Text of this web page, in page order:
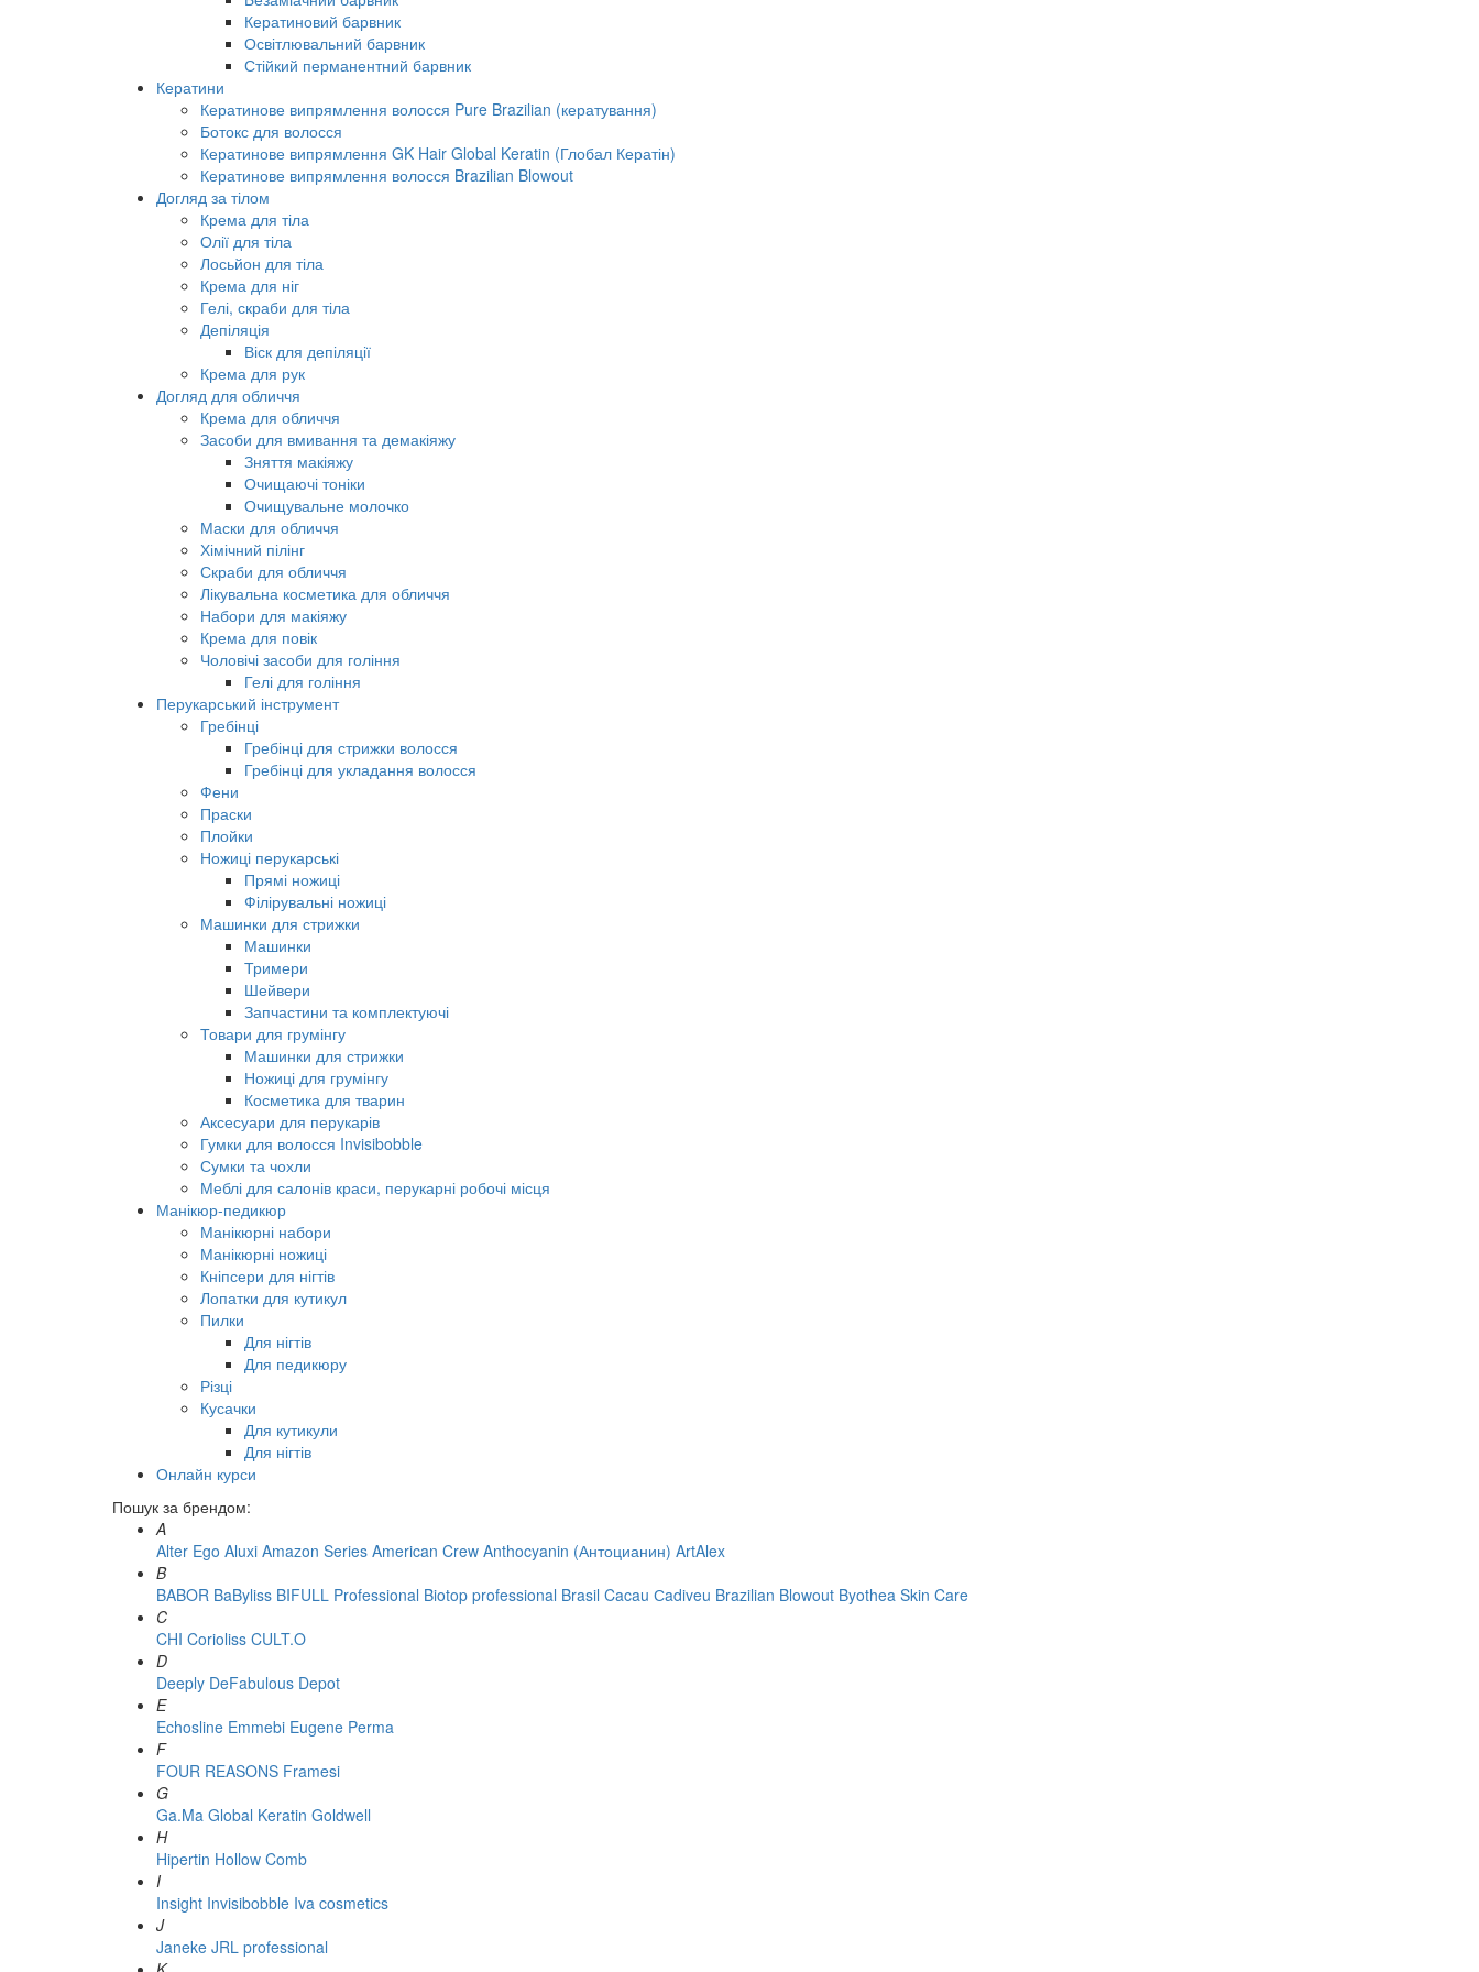
Кератиновий барвник
Освітлювальний барвник
Стійкий перманентний барвник
Кератини
Кератинове випрямлення волосся Pure Brazilian (кератування)
Ботокс для волосся
Кератинове випрямлення GK Hair Global Keratin (Глобал Кератін)
Кератинове випрямлення волосся Brazilian Blowout
Догляд за тілом
Крема для тіла
Олії для тіла
Лосьйон для тіла
Крема для ніг
Гелі, скраби для тіла
Депіляція
Віск для депіляції
Крема для рук
Догляд для обличчя
Крема для обличчя
Засоби для вмивання та демакіяжу
Зняття макіяжу
Очищаючі тоніки
Очищувальне молочко
Маски для обличчя
Хімічний пілінг
Скраби для обличчя
Лікувальна косметика для обличчя
Набори для макіяжу
Крема для повік
Чоловічі засоби для гоління
Гелі для гоління
Перукарський інструмент
Гребінці
Гребінці для стрижки волосся
Гребінці для укладання волосся
Фени
Праски
Плойки
Ножиці перукарські
Прямі ножиці
Філірувальні ножиці
Машинки для стрижки
Машинки
Тримери
Шейвери
Запчастини та комплектуючі
Товари для грумінгу
Машинки для стрижки
Ножиці для грумінгу
Косметика для тварин
Аксесуари для перукарів
Гумки для волосся Invisibobble
Сумки та чохли
Меблі для салонів краси, перукарні робочі місця
Манікюр-педикюр
Манікюрні набори
Манікюрні ножиці
Кніпсери для нігтів
Лопатки для кутикул
Пилки
Для нігтів
Для педикюру
Різці
Кусачки
Для кутикули
Для нігтів
Онлайн курси
Пошук за брендом:
A
Alter Ego Aluxi Amazon Series American Crew Anthocyanin (Антоцианин) ArtAlex
B
BABOR BaByliss BIFULL Professional Biotop professional Brasil Cacau Сadiveu Brazilian Blowout Byothea Skin Care
C
CHI Corioliss CULT.O
D
Deeply DeFabulous Depot
E
Echosline Emmebi Eugene Perma
F
FOUR REASONS Framesi
G
Ga.Ma Global Keratin Goldwell
H
Hipertin Hollow Comb
I
Insight Invisibobble Iva cosmetics
J
Janeke JRL professional